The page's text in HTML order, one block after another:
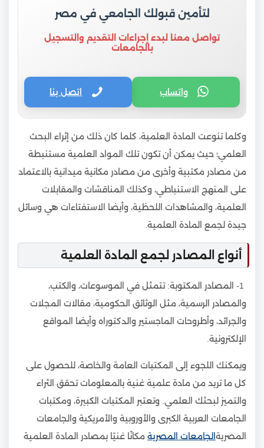
لتأمين قبولك الجامعي في مصر
تواصل معنا لبدء إجراءات التقديم والتسجيل
بالجامعات
واتساب اتصل بنا
وكلما تنوعت المادة العلمية، كلما كان ذلك من إثراء البحث
العلمي؛ حيث يمكن أن تكون تلك المواد العلمية مستنبطة
من مصادر مكتبية وأخرى من مصادر مكانية ميدانية بالاعتماد
على المنهج الاستنباطي، وكذلك المناقشات والمقابلات
العلمية، والمشاهدات اللحظية، وأيضا الاستفتاءات هي وسائل
جيدة لجمع المادة العلمية.
أنواع المصادر لجمع المادة العلمية
1- المصادر المكتوبة: تتمثل في الموسوعات، والكتب،
والمصادر الرسمية، مثل الوثائق الحكومية، مقالات المجلات
والجرائد، وأطروحات الماجستير والدكتوراه وأيضا المواقع
الإلكترونية.
ويمكنك اللجوء إلى المكتبات العامة والخاصة، للحصول على
كل ما تريد من مادة علمية غنية بالمعلومات تحقق الثراء
والتميز لبحثك العلمي. وتعتبر المكتبات الكبيرة، ومكتبات
الجامعات العربية الكبرى والأوروبية والأمريكية والجامعات
المصرية الجامعات المصرية مكانًا غنيًا بمصادر المادة العلمية